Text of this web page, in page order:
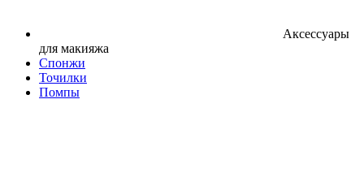
Аксессуары
для макияжа
Спонжи
Точилки
Помпы